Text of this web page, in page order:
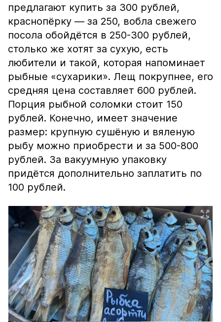
предлагают купить за 300 рублей,
краснопёрку — за 250, вобла свежего
посола обойдётся в 250-300 рублей,
столько же хотят за сухую, есть
любители и такой, которая напоминает
рыбные «сухарики». Лещ покрупнее, его
средняя цена составляет 600 рублей.
Порция рыбной соломки стоит 150
рублей. Конечно, имеет значение
размер: крупную сушёную и вяленую
рыбу можно приобрести и за 500-800
рублей. За вакуумную упаковку
придётся дополнительно заплатить по
100 рублей.